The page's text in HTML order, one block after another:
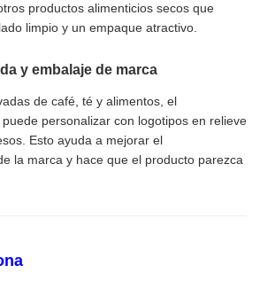
productos alimenticios secos que
limpio y un empaque atractivo.
y embalaje de marca
de café, té y alimentos, el
personalizar con logotipos en relieve
Esto ayuda a mejorar el
la marca y hace que el producto parezca